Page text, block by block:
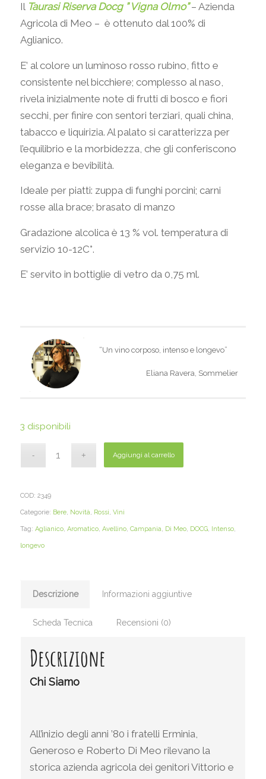
Il Taurasi Riserva Docg ” Vigna Olmo”– Azienda
Agricola di Meo – è ottenuto dal 100% di
Aglianico.
E’ al colore un luminoso rosso rubino, fitto e
consistente nel bicchiere; complesso al naso,
rivela inizialmente note di frutti di bosco e fiori
secchi, per finire con sentori terziari, quali china,
tabacco e liquirizia. Al palato si caratterizza per
l’equilibrio e la morbidezza, che gli conferiscono
eleganza e bevibilità.
Ideale per piatti: zuppa di funghi porcini; carni
rosse alla brace; brasato di manzo
Gradazione alcolica è 13 % vol. temperatura di
servizio 10-12C°.
E’ servito in bottiglie di vetro da 0,75 ml.
“Un vino corposo, intenso e longevo”
Eliana Ravera, Sommelier
3 disponibili
Aggiungi al carrello
COD: 2349
Categorie: Bere, Novità, Rossi, Vini
Tag: Aglianico, Aromatico, Avellino, Campania, Di Meo, DOCG, Intenso,
longevo
Descrizione Informazioni aggiuntive
Scheda Tecnica Recensioni (0)
Descrizione
Chi Siamo
All’inizio degli anni ’80 i fratelli Erminia,
Generoso e Roberto Di Meo rilevano la
storica azienda agricola dei genitori Vittorio e